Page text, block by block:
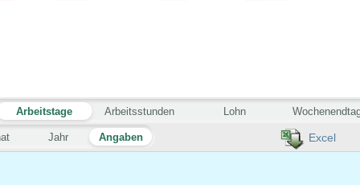
Excel
Jahr Angaben
Arbeitstage Arbeitsstunden Lohn